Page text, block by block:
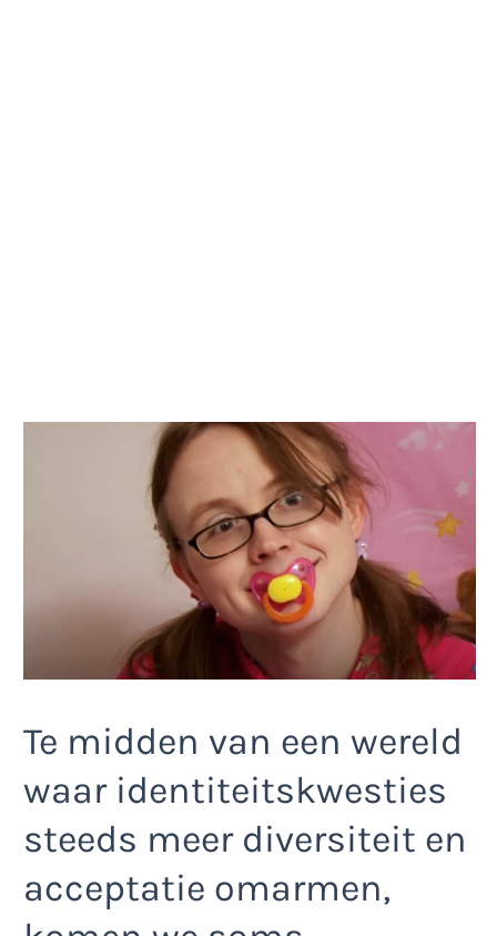
Te midden van een wereld
waar identiteitskwesties
steeds meer diversiteit en
acceptatie omarmen,